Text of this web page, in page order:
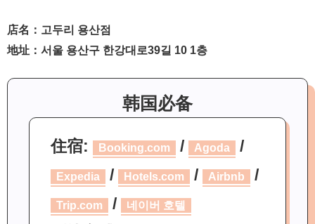
店名：고두리 용산점
地址：서울 용산구 한강대로39길 10 1층
韩国必备
住宿: Booking.com / Agoda /
Expedia / Hotels.com / Airbnb /
Trip.com / 네이버 호텔